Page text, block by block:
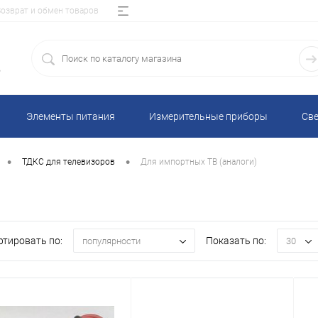
и обмен товаров
Элементы питания Измерительные приборы
• ТДКС для телевизоров • Для импортных ТВ (аналоги)
по: популярности Показать по: 30